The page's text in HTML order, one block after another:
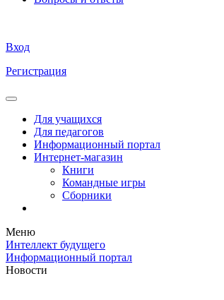
Вход
Регистрация
Для учащихся
Для педагогов
Информационный портал
Интернет-магазин
Книги
Командные игры
Сборники
Меню
Интеллект будущего
Информационный портал
Новости